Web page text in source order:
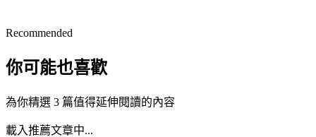
Recommended
你可能也喜歡
為你精選 3 篇值得延伸閱讀的內容
載入推薦文章中...